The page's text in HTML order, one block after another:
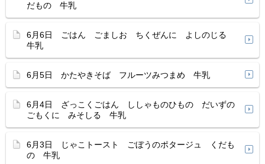
だもの 牛乳
6月6日 ごはん ごましお ちくぜんに よしのじる
牛乳
6月5日 かたやきそば フルーツみつまめ 牛乳
6月4日 ざっこくごはん ししゃものひもの だいずの
ごもくに みそしる 牛乳
6月3日 じゃこトースト ごぼうのポタージュ くだも
の 牛乳